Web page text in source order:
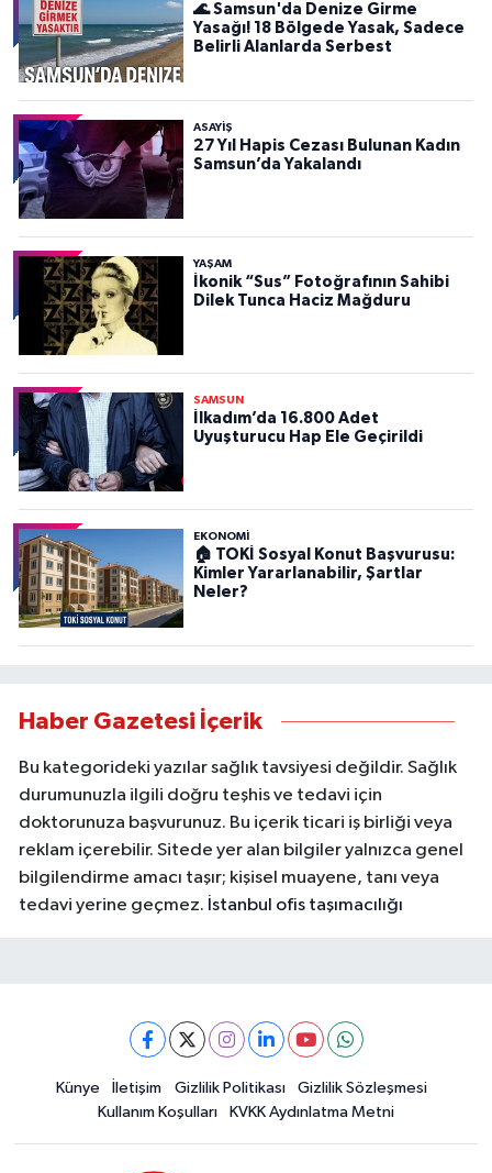
🌊 Samsun'da Denize Girme
Yasağı! 18 Bölgede Yasak, Sadece
Belirli Alanlarda Serbest
ASAYIŞ
27 Yıl Hapis Cezası Bulunan Kadın
Samsun’da Yakalandı
YAŞAM
İkonik “Sus” Fotoğrafının Sahibi
Dilek Tunca Haciz Mağduru
SAMSUN
İlkadım’da 16.800 Adet
Uyuşturucu Hap Ele Geçirildi
EKONOMİ
🏠 TOKİ Sosyal Konut Başvurusu:
Kimler Yararlanabilir, Şartlar
Neler?
Haber Gazetesi İçerik
Bu kategorideki yazılar sağlık tavsiyesi değildir. Sağlık
durumunuzla ilgili doğru teşhis ve tedavi için
doktorunuza başvurunuz. Bu içerik ticari iş birliği veya
reklam içerebilir. Sitede yer alan bilgiler yalnızca genel
bilgilendirme amacı taşır; kişisel muayene, tanı veya
tedavi yerine geçmez. İstanbul ofis taşımacılığı
Künye İletişim Gizlilik Politikası
Gizlilik Sözleşmesi
Kullanım Koşulları
KVKK Aydınlatma Metni